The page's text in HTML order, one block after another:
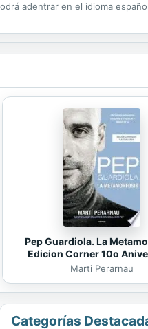
adentrar en el idioma
Pep Guardiola. La
Edicion Corner 10o
Marti Perarnau
Categorías